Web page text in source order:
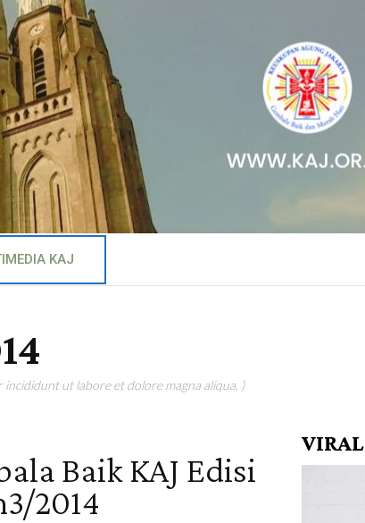
KAJ
incididunt ut labore et dolore magna aliqua. )
Baik KAJ Edisi
2014
VIRAL